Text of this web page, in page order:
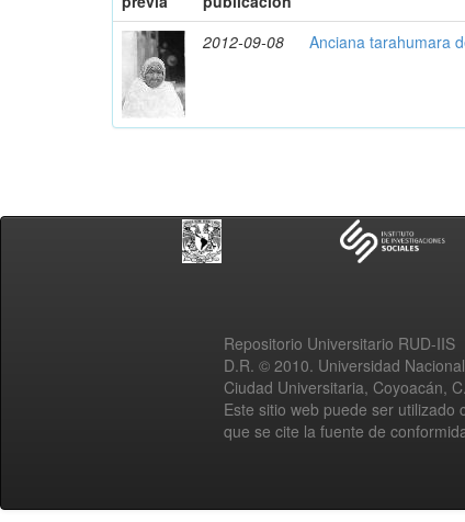
2012-09-08 Anciana tarahumara
Repositorio Universitario RUD-IIS
D.R. © 2010. Universidad
Ciudad Universitaria, Coyoacán,
Este sitio web puede ser utilizado
que se cite la fuente de